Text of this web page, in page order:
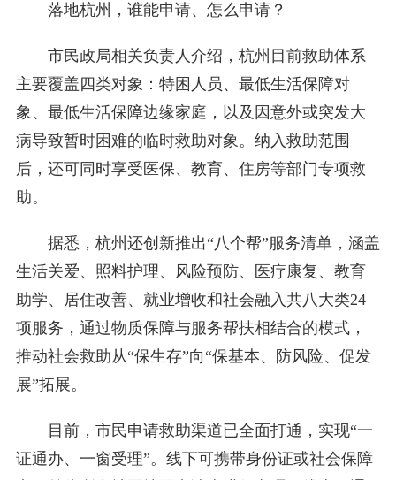
落地杭州，谁能申请、怎么申请？
市民政局相关负责人介绍，杭州目前救助体系
主要覆盖四类对象：特困人员、最低生活保障对
象、最低生活保障边缘家庭，以及因意外或突发大
病导致暂时困难的临时救助对象。纳入救助范围
后，还可同时享受医保、教育、住房等部门专项救
助。
据悉，杭州还创新推出“八个帮”服务清单，涵盖
生活关爱、照料护理、风险预防、医疗康复、教育
助学、居住改善、就业增收和社会融入共八大类24
项服务，通过物质保障与服务帮扶相结合的模式，
推动社会救助从“保生存”向“保基本、防风险、促发
展”拓展。
目前，市民申请救助渠道已全面打通，实现“一
证通办、一窗受理”。线下可携带身份证或社会保障